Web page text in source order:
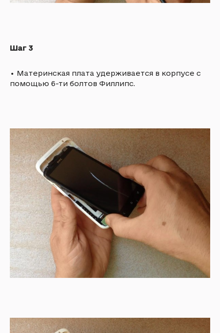
Шаг 3
• Материнская плата удерживается в корпусе с
помощью 6-ти болтов Филлипс.